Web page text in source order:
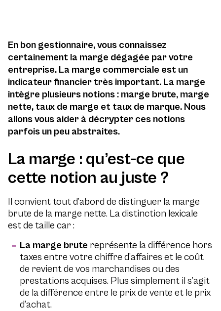
En bon gestionnaire, vous connaissez
certainement la marge dégagée par votre
entreprise. La marge commerciale est un
indicateur financier très important. La marge
intègre plusieurs notions : marge brute, marge
nette, taux de marge et taux de marque. Nous
allons vous aider à décrypter ces notions
parfois un peu abstraites.
La marge : qu’est-ce que
cette notion au juste ?
Il convient tout d’abord de distinguer la marge
brute de la marge nette. La distinction lexicale
est de taille car :
La marge brute représente la différence hors
taxes entre votre chiffre d’affaires et le coût
de revient de vos marchandises ou des
prestations acquises. Plus simplement il s’agit
de la différence entre le prix de vente et le prix
d’achat.